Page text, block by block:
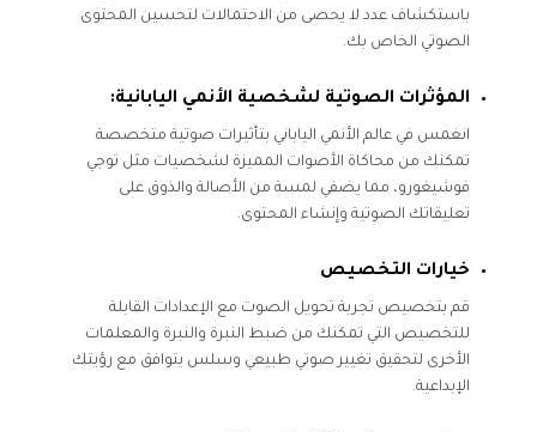
باستكشاف عدد لا يحصى من الاحتمالات لتحسين المحتوى
الصوتي الخاص بك.
المؤثرات الصوتية لشخصية الأنمي اليابانية:
انغمس في عالم الأنمي الياباني بتأثيرات صوتية متخصصة
تمكنك من محاكاة الأصوات المميزة لشخصيات مثل توجي
فوشيغورو، مما يضفي لمسة من الأصالة والذوق على
تعليقاتك الصوتية وإنشاء المحتوى.
خيارات التخصيص
قم بتخصيص تجربة تحويل الصوت مع الإعدادات القابلة
للتخصيص التي تمكنك من ضبط النبرة والنبرة والمعلمات
الأخرى لتحقيق تغيير صوتي طبيعي وسلس يتوافق مع رؤيتك
الإبداعية.